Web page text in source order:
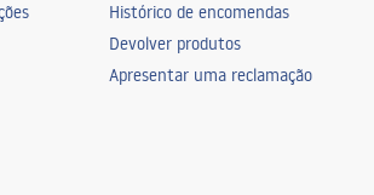
Sala de jantar, corredor/escadas,
Sala de estar, quarto, Universais
Histórico de encomendas
Devolver produtos
Apresentar uma reclamação